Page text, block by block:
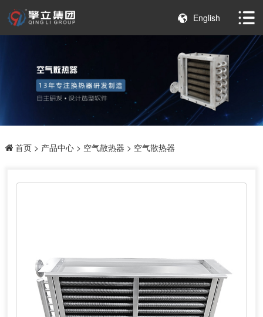
English
首页> 产品中心> 空气散热器 > 空气散热器